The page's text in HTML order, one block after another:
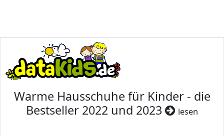
Warme Hausschuhe für Kinder - die
Bestseller 2022 und 2023
lesen